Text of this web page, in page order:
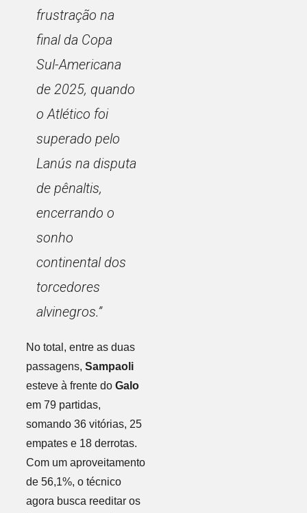
frustração na
final da Copa
Sul-Americana
de 2025, quando
o Atlético foi
superado pelo
Lanús na disputa
de pênaltis,
encerrando o
sonho
continental dos
torcedores
alvinegros.”
No total, entre as duas
passagens, Sampaoli
esteve à frente do Galo
em 79 partidas,
somando 36 vitórias, 25
empates e 18 derrotas.
Com um aproveitamento
de 56,1%, o técnico
agora busca reeditar os